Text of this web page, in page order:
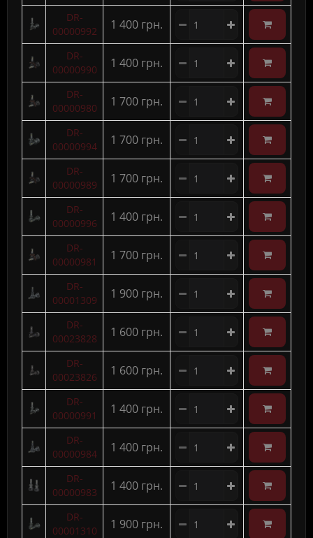
DR-
00000992
1 400 грн.
DR-
00000990
1 400 грн.
DR-
00000980
1 700 грн.
DR-
00000994
1 700 грн.
DR-
00000989
1 700 грн.
DR-
00000996
1 400 грн.
DR-
00000981
1 700 грн.
DR-
00001309
1 900 грн.
DR-
00023828
1 600 грн.
DR-
00023826
1 600 грн.
DR-
00000991
1 400 грн.
DR-
00000984
1 400 грн.
DR-
00000983
1 400 грн.
DR-
00001310
1 900 грн.